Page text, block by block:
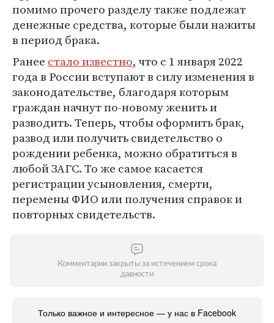
помимо прочего разделу также подлежат
денежные средства, которые были нажиты
в период брака.
Ранее стало известно, что с 1 января 2022
года в России вступают в силу изменения в
законодательстве, благодаря которым
граждан начнут по-новому женить и
разводить. Теперь, чтобы оформить брак,
развод или получить свидетельство о
рождении ребенка, можно обратиться в
любой ЗАГС. То же самое касается
регистрации усыновления, смерти,
перемены ФИО или получения справок и
повторных свидетельств.
Комментарии закрыты за истечением срока
давности
Только важное и интересное — у нас в Facebook